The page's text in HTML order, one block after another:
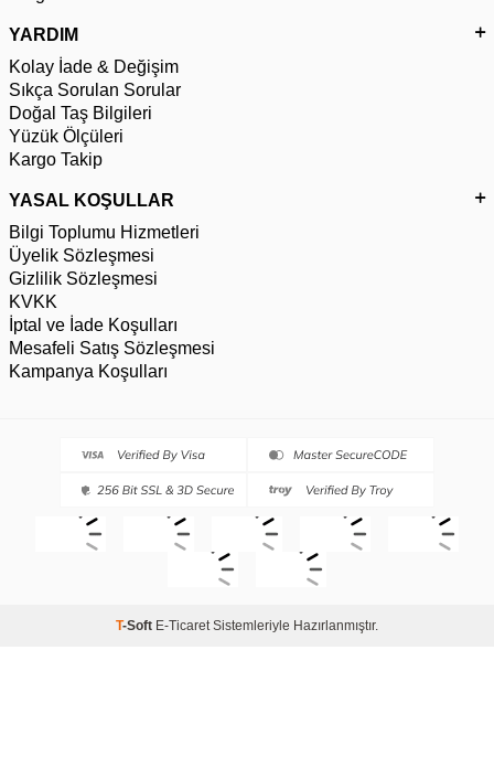
YARDIM
Kolay İade & Değişim
Sıkça Sorulan Sorular
Doğal Taş Bilgileri
Yüzük Ölçüleri
Kargo Takip
YASAL KOŞULLAR
Bilgi Toplumu Hizmetleri
Üyelik Sözleşmesi
Gizlilik Sözleşmesi
KVKK
İptal ve İade Koşulları
Mesafeli Satış Sözleşmesi
Kampanya Koşulları
T-Soft E-Ticaret Sistemleriyle Hazırlanmıştır.